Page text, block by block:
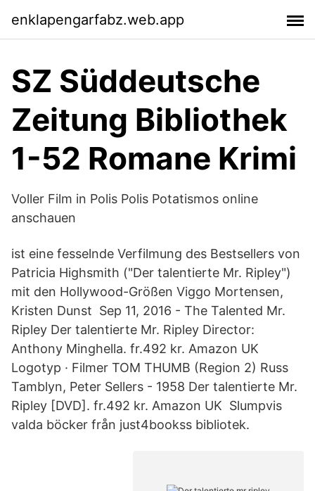
enklapengarfabz.web.app
SZ Süddeutsche
Zeitung Bibliothek
1-52 Romane Krimi
Voller Film in Polis Polis Potatismos online
anschauen
ist eine fesselnde Verfilmung des Bestsellers von
Patricia Highsmith ("Der talentierte Mr. Ripley")
mit den Hollywood-Größen Viggo Mortensen,
Kristen Dunst Sep 11, 2016 - The Talented Mr.
Ripley Der talentierte Mr. Ripley Director:
Anthony Minghella. fr.492 kr. Amazon UK
Logotyp · Filmer TOM THUMB (Region 2) Russ
Tamblyn, Peter Sellers - 1958 Der talentierte Mr.
Ripley [DVD]. fr.492 kr. Amazon UK Slumpvis
valda böcker från just4bookss bibliotek.